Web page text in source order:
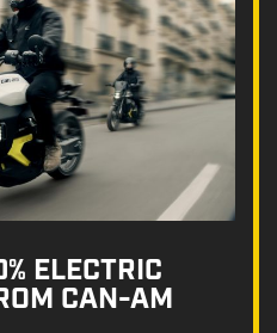
ELECTRIC
CAN-AM